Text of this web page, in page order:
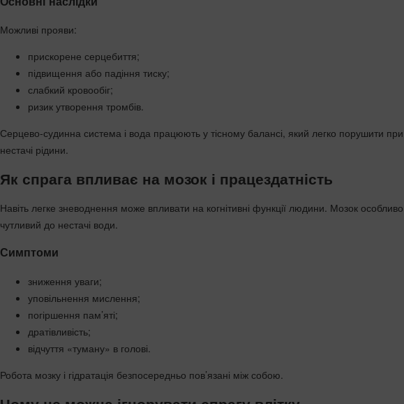
Можливі прояви:
прискорене серцебиття;
підвищення або падіння тиску;
слабкий кровообіг;
ризик утворення тромбів.
Серцево-судинна система і вода працюють у тісному балансі, який легко порушити при
нестачі рідини.
Як спрага впливає на мозок і працездатність
Навіть легке зневоднення може впливати на когнітивні функції людини. Мозок особливо
чутливий до нестачі води.
Симптоми
зниження уваги;
уповільнення мислення;
погіршення пам’яті;
дратівливість;
відчуття «туману» в голові.
Робота мозку і гідратація безпосередньо пов’язані між собою.